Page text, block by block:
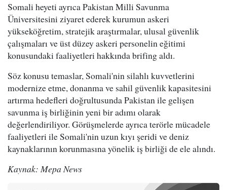
Somali heyeti ayrıca Pakistan Milli Savunma
Üniversitesini ziyaret ederek kurumun askeri
yükseköğretim, stratejik araştırmalar, ulusal güvenlik
çalışmaları ve üst düzey askeri personelin eğitimi
konusundaki faaliyetleri hakkında brifing aldı.
Söz konusu temaslar, Somali'nin silahlı kuvvetlerini
modernize etme, donanma ve sahil güvenlik kapasitesini
artırma hedefleri doğrultusunda Pakistan ile gelişen
savunma iş birliğinin yeni bir adımı olarak
değerlendiriliyor. Görüşmelerde ayrıca terörle mücadele
faaliyetleri ile Somali'nin uzun kıyı şeridi ve deniz
kaynaklarının korunmasına yönelik iş birliği de ele alındı.
Kaynak: Mepa News